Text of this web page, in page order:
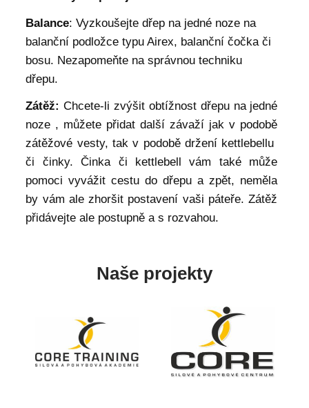
Balance: Vyzkoušejte dřep na jedné noze na
balanční podložce typu Airex, balanční čočka či
bosu. Nezapomeňte na správnou techniku
dřepu.
Zátěž: Chcete-li zvýšit obtížnost dřepu na jedné
noze , můžete přidat další závaží jak v podobě
zátěžové vesty, tak v podobě držení kettlebellu
či činky. Činka či kettlebell vám také může
pomoci vyvážit cestu do dřepu a zpět, neměla
by vám ale zhoršit postavení vaši páteře. Zátěž
přidávejte ale postupně a s rozvahou.
Naše projekty